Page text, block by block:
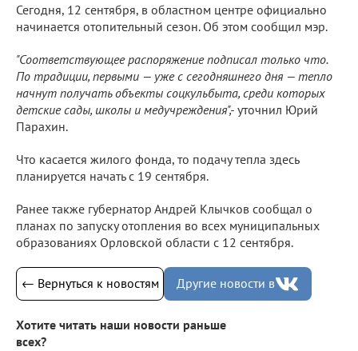
Сегодня, 12 сентября, в областном центре официально
начинается отопительный сезон. Об этом сообщил мэр.
"Соответствующее распоряжение подписал только что.
По традиции, первыми — уже с сегодняшнего дня — тепло
начнут получать объекты соцкульбыта, среди которых
детские сады, школы и медучреждения",- уточнил Юрий
Парахин.
Что касается жилого фонда, то подачу тепла здесь
планируется начать с 19 сентября.
Ранее также губернатор Андрей Клычков сообщал о
планах по запуску отопления во всех муниципальных
образованиях Орловской области с 12 сентября.
← Вернуться к новостям Другие новости в
Хотите читать наши новости раньше
всех?